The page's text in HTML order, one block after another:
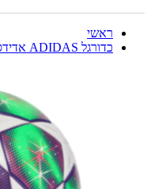
ראשי
כדורגל ADIDAS אדידס ליגת האלופות סגול ירוק